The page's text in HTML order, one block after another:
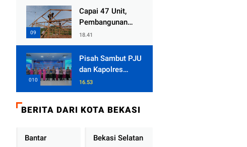
Kepedulian Sosial
Capai 47 Unit,
Pembangunan
Huntara Sat
Brimob Polda
Sumbar Terus
Berjalan di Pauh
18.41
Pisah Sambut PJU
dan Kapolres
Jajaran, Kapolda
Metro Jaya
Pelayanan Publik
16.53
BERITA DARI KOTA BEKASI
Bantar
Bekasi Selatan